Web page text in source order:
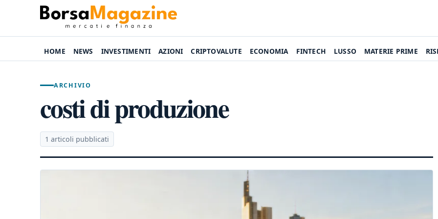
HOME NEWS INVESTIMENTI AZIONI CRIPTOVALUTE ECONOMIA FINTECH LUSSO MATERIE PRIME
ARCHIVIO
costi di produzione
1 articoli pubblicati